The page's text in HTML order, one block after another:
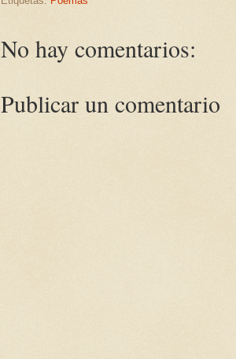
No hay comentarios:
Publicar un comentario